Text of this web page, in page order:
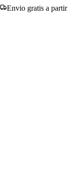
Envio gratis a partir